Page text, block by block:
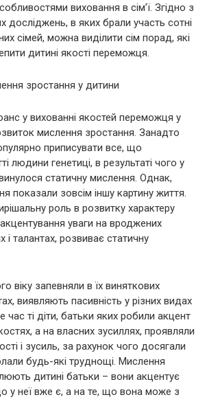
виховання в сім’ї. Згідно з
досліджень, в яких брали участь сотні
сімей, можна виділити сім порад, які
дитині якості переможця.
зростання у дитини
у вихованні якостей переможця у
мислення зростання. Занадто
приписувати все, що
людини генетиці, в результаті чого у
статичну мислення. Однак,
показали зовсім іншу картину життя.
роль в розвитку характеру
уваги на вроджених
і талантах, розвиває статичну
віку запевняли в їх виняткових
виявляють пасивність у різних видах
час ті діти, батьки яких робили акцент
а на власних зусиллях, проявляли
і зусиль, за рахунок чого досягали
будь-які труднощі. Мислення
дитині батьки – вони акцентує
у неї вже є, а на те, що вона може з